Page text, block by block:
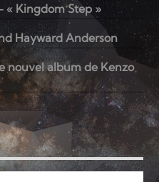
« Kingdom Step »
Hayward Anderson
nouvel album de Kenzo